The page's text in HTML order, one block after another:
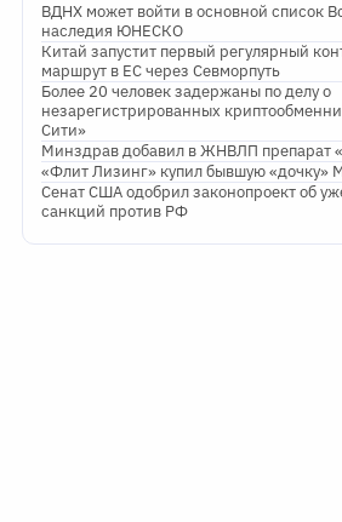
ВДНХ может войти в основной список
наследия ЮНЕСКО
Китай запустит первый регулярный
маршрут в ЕС через Севморпуть
Более 20 человек задержаны по делу о
незарегистрированных
Сити»
Минздрав добавил в ЖНВЛП препарат
«Флит Лизинг» купил бывшую «дочку»
Сенат США одобрил законопроект об
санкций против РФ